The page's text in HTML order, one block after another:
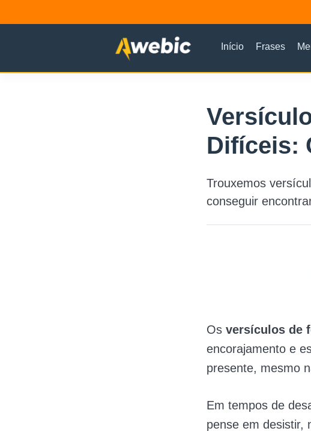
Início Frases
Difíceis:
Trouxemos
conseguir
Os versículos de
encorajamento e
presente, mesmo
Em tempos de
pense em desistir,